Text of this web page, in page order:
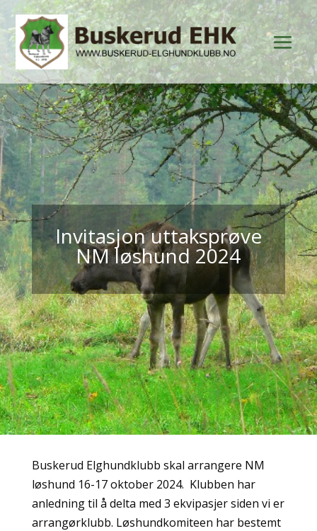
Invitasjon uttaksprøve
NM løshund 2024
Buskerud Elghundklubb skal arrangere NM
løshund 16-17 oktober 2024. Klubben har
anledning til å delta med 3 ekvipasjer siden vi er
arrangørklubb. Løshundkomiteen har bestemt